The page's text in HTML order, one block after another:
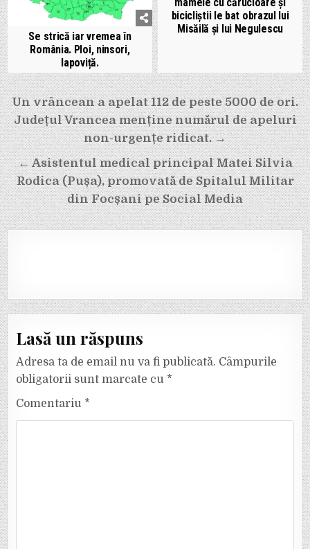
Se strică iar vremea în
România. Ploi, ninsori,
lapoviță.
bicicliștii le bat obrazul lui
Misăilă și lui Negulescu
Navigare
în
articole
Un vrâncean a apelat 112 de peste 5000 de ori.
Județul Vrancea menține numărul de apeluri
non-urgențe ridicat. →
← Asistentul medical principal Matei Silvia
Rodica (Pușa), promovată de Spitalul Militar
din Focșani pe Social Media
Lasă un răspuns
Adresa ta de email nu va fi publicată. Câmpurile
obligatorii sunt marcate cu *
Comentariu *